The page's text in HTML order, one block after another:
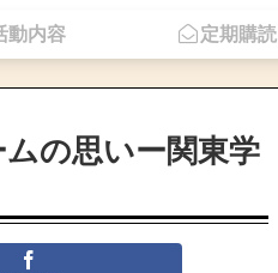
動内容 定期購読
の思いー関東学